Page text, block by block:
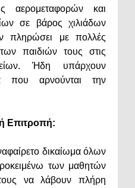
αερομεταφορών και
σε βάρος χιλιάδων
πληρώσει με πολλές
παιδιών τους στις
Ήδη υπάρχουν
που αρνούνται την
Επιτροπή:
δικαίωμα όλων
των μαθητών
να λάβουν πλήρη